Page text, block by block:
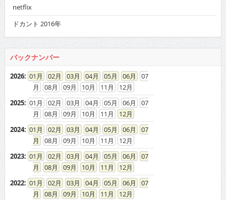
ドカント 2016年
バックナンバー
2026 : 01
08
09 10 11
12
01 02 03 04 05 06
08
09 10 11
12
01 02 03 04 05 06
08
09 10 11
12
01 02 03 04 05 06
08
09 10 11
12
01 02 03 04 05 06
08
09 10 11
12
01 02 03 04 05 06